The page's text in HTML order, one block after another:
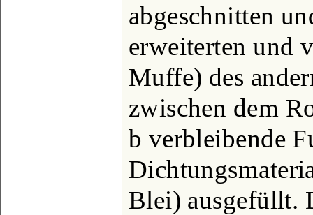
abgeschnitten
erweiterten und
Muffe) des
zwischen dem
b verbleibende
Blei) ausgefüllt.